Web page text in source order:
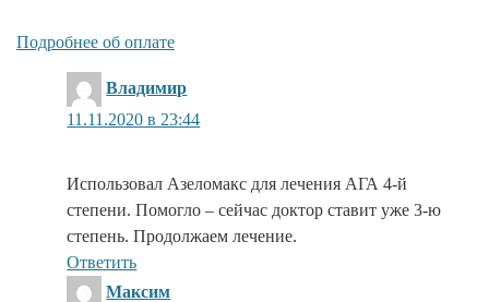
Подробнее об оплате
Владимир
11.11.2020 в 23:44
Использовал Азеломакс для лечения АГА 4-й
степени. Помогло – сейчас доктор ставит уже 3-ю
степень. Продолжаем лечение.
Ответить
Максим